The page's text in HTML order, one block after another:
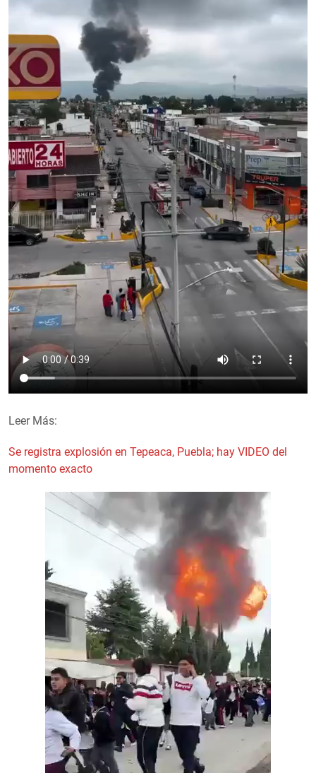
Leer Más:
Se registra explosión en Tepeaca, Puebla; hay VIDEO del
momento exacto